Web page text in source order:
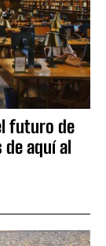
futuro de
aquí al